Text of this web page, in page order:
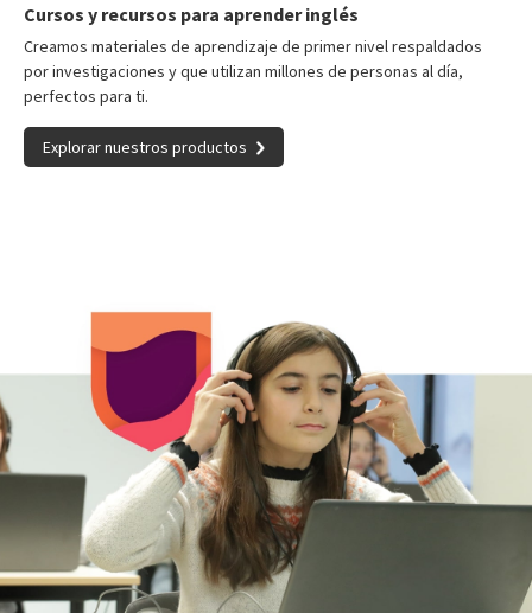
Cursos y recursos para aprender inglés
Creamos materiales de aprendizaje de primer nivel respaldados
por investigaciones y que utilizan millones de personas al día,
perfectos para ti.
Explorar nuestros productos